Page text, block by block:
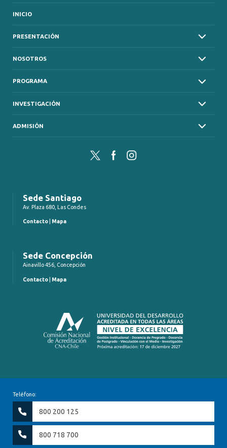
INICIO
PRESENTACIÓN
NOSOTROS
PROGRAMA
INVESTIGACIÓN
ADMISIÓN
Twitter FacebookInstagram
Sede Santiago
Av. Plaza 680, Las Condes
Contacto Mapa
Sede Concepción
Ainavillo 456, Concepción
Contacto Mapa
Teléfono:
800 200 125
800 718 700